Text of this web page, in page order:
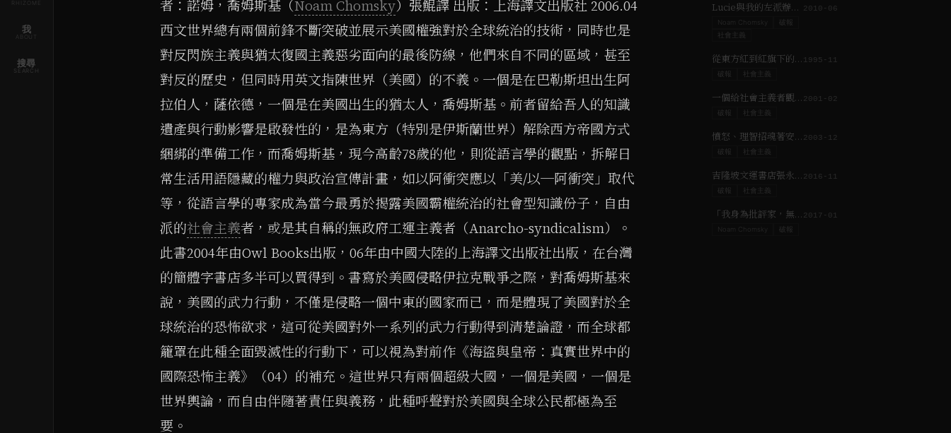
RHIZOME
我
ABOUT
搜尋
SEARCH
者：諾姆，喬姆斯基（Noam Chomsky）張鯤譯 出版：上海譯文出版社 2006.04
西文世界總有兩個前鋒不斷突破並展示美國權強對於全球統治的技術，同時也是
對反閃族主義與猶太復國主義惡劣面向的最後防線，他們來自不同的區域，甚至
對反的歷史，但同時用英文指陳世界（美國）的不義。一個是在巴勒斯坦出生阿
拉伯人，薩依德，一個是在美國出生的猶太人，喬姆斯基。前者留給吾人的知識
遺產與行動影響是啟發性的，是為東方（特別是伊斯蘭世界）解除西方帝國方式
綑綁的準備工作，而喬姆斯基，現今高齡78歲的他，則從語言學的觀點，拆解日
常生活用語隱藏的權力與政治宣傳計畫，如以阿衝突應以「美/以─阿衝突」取代
等，從語言學的專家成為當今最勇於揭露美國霸權統治的社會型知識份子，自由
派的社會主義者，或是其自稱的無政府工運主義者（Anarcho-syndicalism）。
此書2004年由Owl Books出版，06年由中國大陸的上海譯文出版社出版，在台灣
的簡體字書店多半可以買得到。書寫於美國侵略伊拉克戰爭之際，對喬姆斯基來
說，美國的武力行動，不僅是侵略一個中東的國家而已，而是體現了美國對於全
球統治的恐怖欲求，這可從美國對外一系列的武力行動得到清楚論證，而全球都
籠罩在此種全面毀滅性的行動下，可以視為對前作《海盜與皇帝：真實世界中的
國際恐怖主義》（04）的補充。這世界只有兩個超級大國，一個是美國，一個是
世界輿論，而自由伴隨著責任與義務，此種呼聲對於美國與全球公民都極為至
要。
Lucie與我的左派辦報經驗 2010-06
Noam Chomsky
破報
從東方紅到紅旗下的蛋 ─ 簡記十五年來的北京搖滾 1995-11
破報
一個給社會主義者觀看世足賽的導覽 2001-02
破報
憤怒、理智招魂著安然無恙:黃碧雲《後殖民誌》 2003-12
破報
吉隆坡文運書店張永新訪談（二）JOMO與張小蘭 2016-11
破報
「我身為批評家，無意旁顧平衡立場！」Douglas Kellner專訪 2017-01
Noam Chomsky 破報